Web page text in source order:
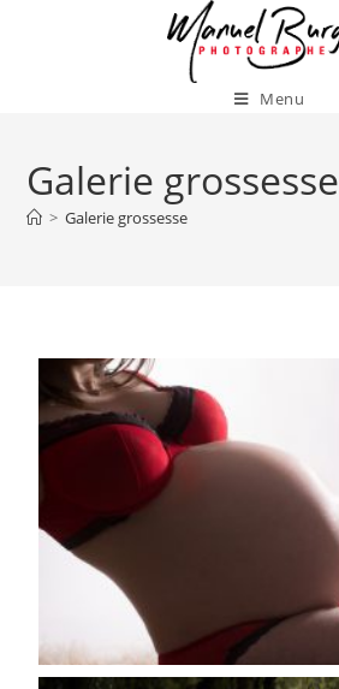
Menu
Galerie grossesse
> Galerie grossesse